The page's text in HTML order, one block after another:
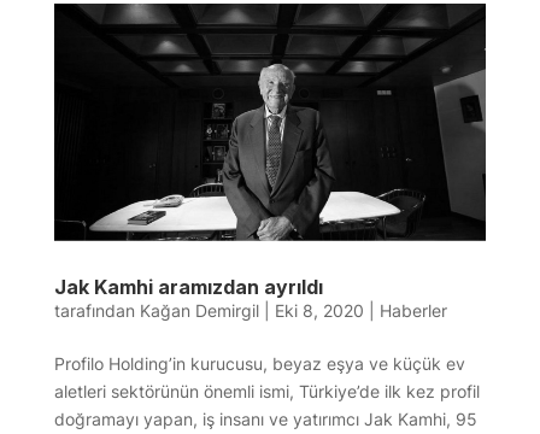
Jak Kamhi aramızdan ayrıldı
tarafından Kağan Demirgil| Eki 8, 2020 Haberler
Profilo Holding’in kurucusu, beyaz eşya ve küçük ev
aletleri sektörünün önemli ismi, Türkiye’de ilk kez profil
doğramayı yapan, iş insanı ve yatırımcı Jak Kamhi, 95